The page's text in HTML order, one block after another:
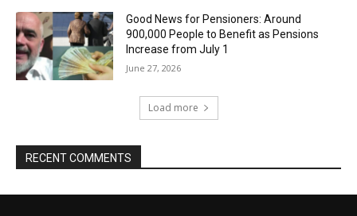
Good News for Pensioners: Around
900,000 People to Benefit as Pensions
Increase from July 1
June 27, 2026
Load more
RECENT COMMENTS